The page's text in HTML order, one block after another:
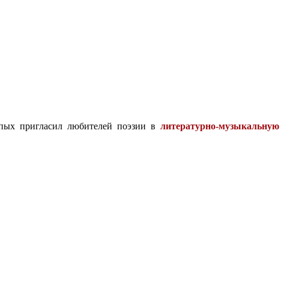
пригласил любителей поэзии влитературно-музыкальную